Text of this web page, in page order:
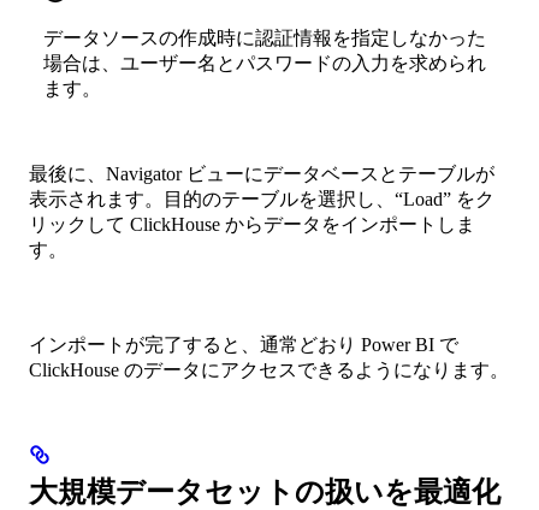
データソースの作成時に認証情報を指定しなかった
場合は、ユーザー名とパスワードの入力を求められ
ます。
最後に、Navigator ビューにデータベースとテーブルが
表示されます。目的のテーブルを選択し、“Load” をク
リックして ClickHouse からデータをインポートしま
す。
インポートが完了すると、通常どおり Power BI で
ClickHouse のデータにアクセスできるようになります。
大規模データセットの扱いを最適化